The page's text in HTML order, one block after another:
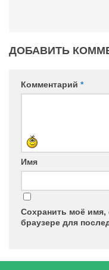
ДОБАВИТЬ
Комментарий *
Имя
Сохранить моё имя,
браузере для